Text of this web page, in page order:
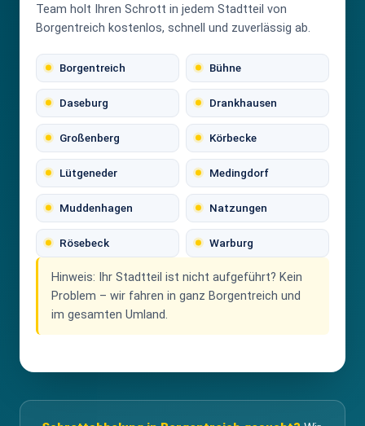
Team holt Ihren Schrott in jedem Stadtteil von
Borgentreich kostenlos, schnell und zuverlässig ab.
Borgentreich Bühne
Daseburg Drankhausen
Großenberg Körbecke
Lütgeneder Medingdorf
Muddenhagen Natzungen
Rösebeck Warburg
Hinweis: Ihr Stadtteil ist nicht aufgeführt? Kein
Problem – wir fahren in ganz Borgentreich und
im gesamten Umland.